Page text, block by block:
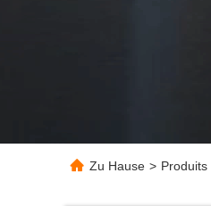
Zu Hause > Produits